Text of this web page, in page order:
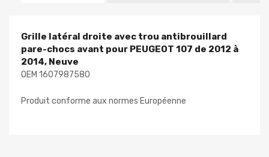
Grille latéral droite avec trou antibrouillard
pare-chocs avant pour PEUGEOT 107 de 2012 à
2014, Neuve
OEM 1607987580
Produit conforme aux normes Européenne